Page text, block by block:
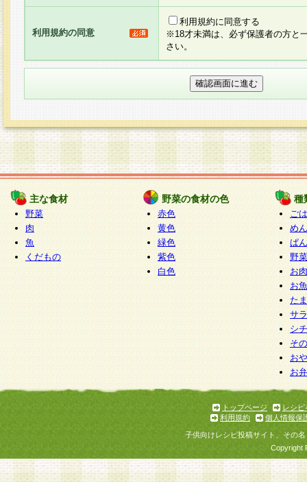
りま す。
3.当社は、会員の事前の承諾を得ることなく、当
方 法・手段にて、本規約を任意に制定、変更ま
きるものとします。改定後の本規約等は、本規約
に掲示したときに、その 他の諸規定については
てその効力を生じるものとします。
4.本規約は、会員登録希望者による会員登録手続
の当社による会員登録の承認が完了した時点で会
たものとみなされ、会員に対して適用されるもの
5.当社がお聞きする個人情報は、すべて会員登録
で提 供いただいたものと考えております。従っ
自らの個人情報の提供を希望されない場合には、
をお預かりいたしません が、提供されないこと
商品やサービス等をご利用いただけない場合があ
了承ください。
6.当社は、お客様から当社が保有している個人情
加・ 利用停止等を求められた場合には、ご本人
て確認できた場合に限り、法令に準拠して合理的
いただきます。なお、開示 請求等の請求先は個
ります。
1.会員とは、本規約等を承諾のうえ、当社所定の
了し、当社が承認した者、グループとします。な
が以下に該当する場合は会員登録をすることがで
利用規約の同意
利用規約に同意する
※18才未満は、必ず保護者の方と
さい。
主な食材
野菜
肉
魚
くだもの
野菜の食材の色
赤色
黄色
緑色
紫色
白色
種
ご
めん
ぱん
野
お
お
た
サ
シ
そ
お
お
トップページ
レシピ
利用規約
個人情報保
子供向けレシピ投稿サイト、その
Copyright